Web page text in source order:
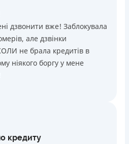
дзвонити вже! Заблокувала
але дзвінки
не брала кредитів в
ніякого боргу у мене
кредиту